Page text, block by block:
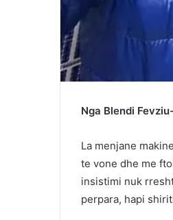
Nga Blendi Fevziu-
La menjane
te vone dhe me
insistimi nuk
perpara, hapi